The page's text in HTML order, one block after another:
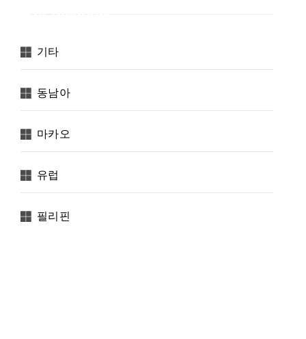
기타
동남아
마카오
유럽
필리핀